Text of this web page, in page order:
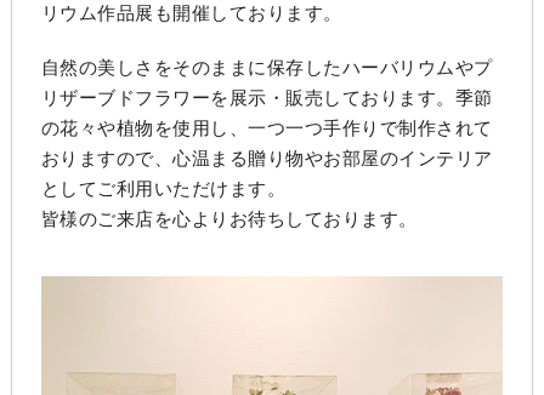
リウム作品展も開催しております。
自然の美しさをそのままに保存したハーバリウムやプ
リザーブドフラワーを展示・販売しております。季節
の花々や植物を使用し、一つ一つ手作りで制作されて
おりますので、心温まる贈り物やお部屋のインテリア
としてご利用いただけます。
皆様のご来店を心よりお待ちしております。